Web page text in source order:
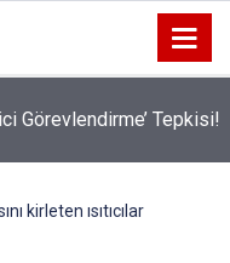
Hafife Almayın!
kirleten ısıtıcılar